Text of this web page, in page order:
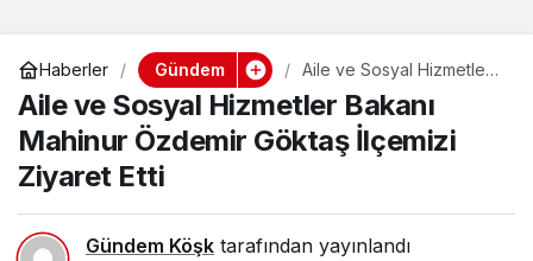
Haberler Gündem
Aile ve Sosyal Hizmetler
Göktaş İlçemizi Ziyaret
Etti
Aile ve Sosyal Hizmetler Bakanı
Mahinur Özdemir Göktaş İlçemizi
Ziyaret Etti
Gündem Köşk tarafından yayınlandı